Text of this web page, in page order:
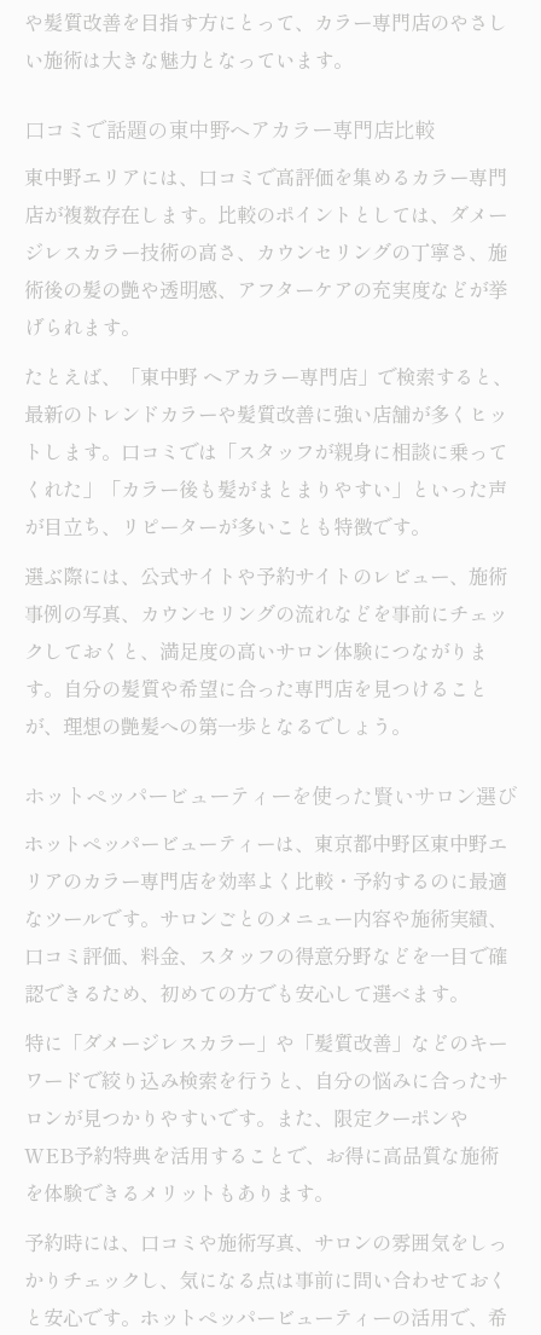
中野カラー専門店の透明感カラー事例を解
説
髪質改善が叶うカラー専門店の魅力を解説
カラー専門店の髪質改善メニューとは何か
口コミで話題の髪質改善カラー専門店を比
較
中野カラー専門店で人気のトリートメント
紹介
東中野ヘアカラー専門店の髪質改善事例を
解説
カラー専門店のお得な予約方法と注意点
安心して通える東中野の人気サロン体験記
ング
東中野ヘアカラー専門店スタッフの対応力
を検証
口コミ評価が高いカラー専門店の実体験報
中野カラー専門店ならではの安心空間ポイ
予約のしやすさとサロンの雰囲気の印象
カラー専門店で叶える柔らかな理想の髪
柔らかな手触りを実現するカラー専門店の
技術
東中野ヘアカラー専門店で体験する艶髪メ
ニュー
中野カラー専門店が提案する理想のヘアス
タイル
口コミで高評価の柔らかい髪色実現法を紹
介
髪質改善を実感できるカラー専門店の流れ
や髪質改善を目指す方にとって、カラー専門店のやさし
い施術は大きな魅力となっています。
口コミで話題の東中野ヘアカラー専門店比較
東中野エリアには、口コミで高評価を集めるカラー専門
店が複数存在します。比較のポイントとしては、ダメー
ジレスカラー技術の高さ、カウンセリングの丁寧さ、施
術後の髪の艶や透明感、アフターケアの充実度などが挙
げられます。
たとえば、「東中野 ヘアカラー専門店」で検索すると、
最新のトレンドカラーや髪質改善に強い店舗が多くヒッ
トします。口コミでは「スタッフが親身に相談に乗って
くれた」「カラー後も髪がまとまりやすい」といった声
が目立ち、リピーターが多いことも特徴です。
選ぶ際には、公式サイトや予約サイトのレビュー、施術
事例の写真、カウンセリングの流れなどを事前にチェッ
クしておくと、満足度の高いサロン体験につながりま
す。自分の髪質や希望に合った専門店を見つけること
が、理想の艶髪への第一歩となるでしょう。
ホットペッパービューティーを使った賢いサロン選び
ホットペッパービューティーは、東京都中野区東中野エ
リアのカラー専門店を効率よく比較・予約するのに最適
なツールです。サロンごとのメニュー内容や施術実績、
口コミ評価、料金、スタッフの得意分野などを一目で確
認できるため、初めての方でも安心して選べます。
特に「ダメージレスカラー」や「髪質改善」などのキー
ワードで絞り込み検索を行うと、自分の悩みに合ったサ
ロンが見つかりやすいです。また、限定クーポンや
WEB予約特典を活用することで、お得に高品質な施術
を体験できるメリットもあります。
予約時には、口コミや施術写真、サロンの雰囲気をしっ
かりチェックし、気になる点は事前に問い合わせておく
と安心です。ホットペッパービューティーの活用で、希